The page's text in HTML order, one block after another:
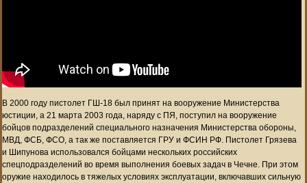
В 2000 году пистолет ГШ-18 был принят на вооружение Министерства
юстиции, а 21 марта 2003 года, наряду с ПЯ, поступил на вооружение
бойцов подразделений специального назначения Министерства обороны,
МВД, ФСБ, ФСО, а так же поставляется ГРУ и ФСИН РФ. Пистолет Грязева
и Шипунова использовался бойцами нескольких российских
спецподразделений во время выполнения боевых задач в Чечне. При этом
оружие находилось в тяжелых условиях эксплуатации, включавших сильную